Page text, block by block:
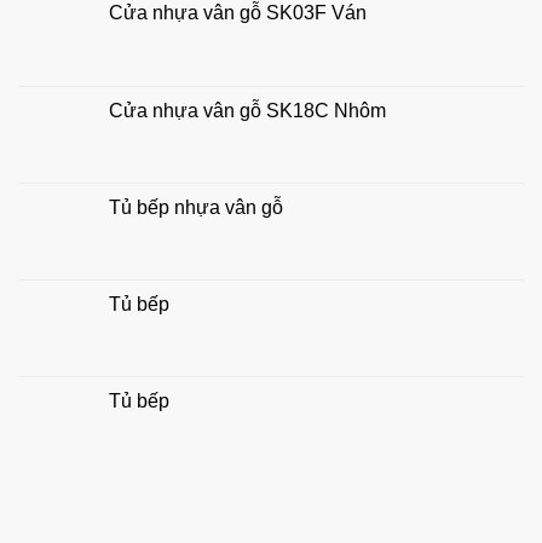
lộc
chuẩn
gia
Cửa nhựa vân gỗ SK03F Ván
Cửa nhựa vân gỗ SK18C Nhôm
Tủ bếp nhựa vân gỗ
Tủ bếp
Tủ bếp